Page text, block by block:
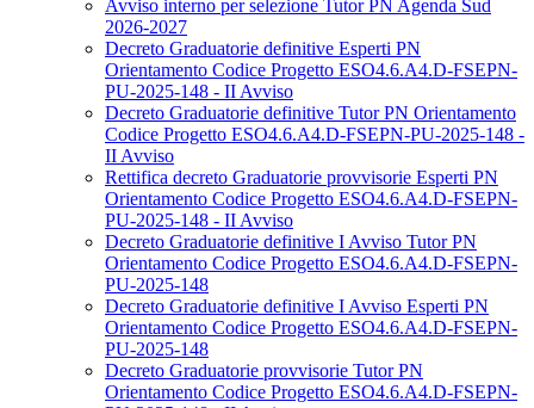
Avviso interno per selezione Tutor PN Agenda Sud
2026-2027
Decreto Graduatorie definitive Esperti PN
Orientamento Codice Progetto ESO4.6.A4.D-FSEPN-
PU-2025-148 - II Avviso
Decreto Graduatorie definitive Tutor PN Orientamento
Codice Progetto ESO4.6.A4.D-FSEPN-PU-2025-148 -
II Avviso
Rettifica decreto Graduatorie provvisorie Esperti PN
Orientamento Codice Progetto ESO4.6.A4.D-FSEPN-
PU-2025-148 - II Avviso
Decreto Graduatorie definitive I Avviso Tutor PN
Orientamento Codice Progetto ESO4.6.A4.D-FSEPN-
PU-2025-148
Decreto Graduatorie definitive I Avviso Esperti PN
Orientamento Codice Progetto ESO4.6.A4.D-FSEPN-
PU-2025-148
Decreto Graduatorie provvisorie Tutor PN
Orientamento Codice Progetto ESO4.6.A4.D-FSEPN-